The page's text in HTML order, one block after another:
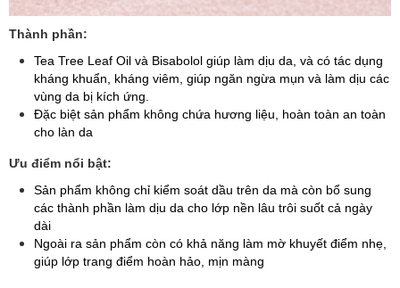
Thành phần:
Tea Tree Leaf Oil và Bisabolol giúp làm dịu da, và có tác dụng
kháng khuẩn, kháng viêm, giúp ngăn ngừa mụn và làm dịu các
vùng da bị kích ứng.
Đặc biệt sản phẩm không chứa hương liệu, hoàn toàn an toàn
cho làn da
Ưu điểm nổi bật:
Sản phẩm không chỉ kiểm soát dầu trên da mà còn bổ sung
các thành phần làm dịu da cho lớp nền lâu trôi suốt cả ngày
dài
Ngoài ra sản phẩm còn có khả năng làm mờ khuyết điểm nhẹ,
giúp lớp trang điểm hoàn hảo, mịn màng